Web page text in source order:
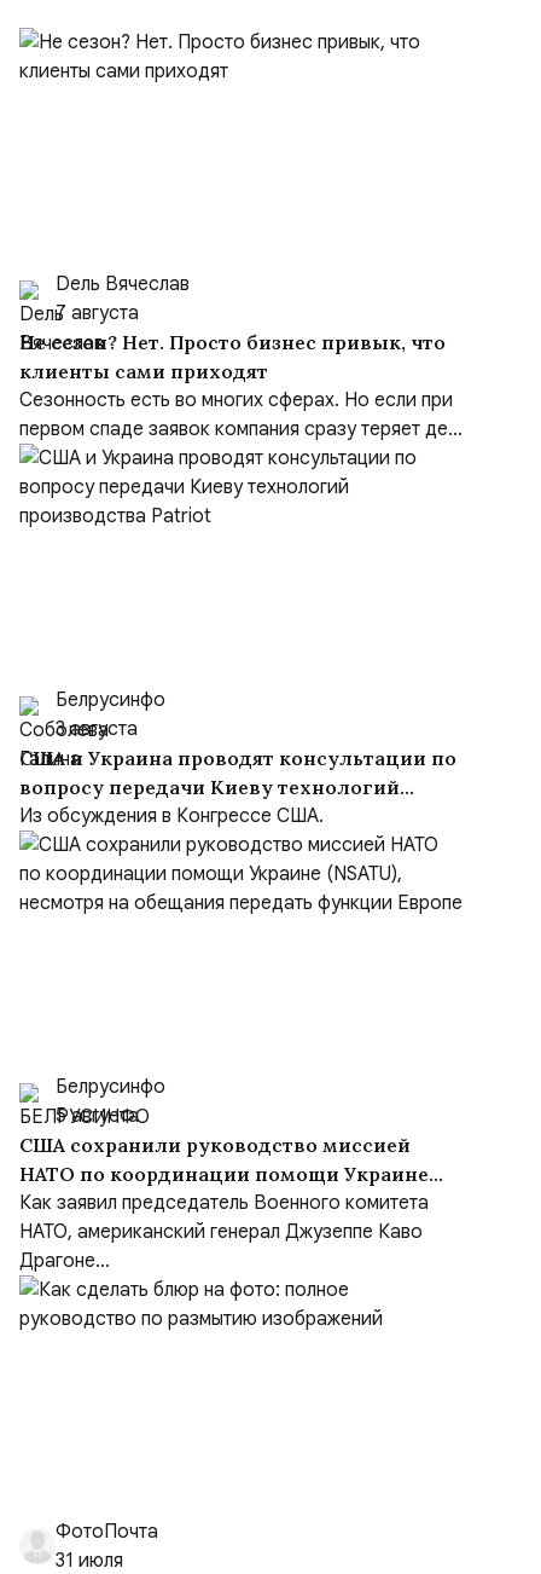
Dель Вячеслав
7 августа
Не сезон? Нет. Просто бизнес привык, что
клиенты сами приходят
Сезонность есть во многих сферах. Но если при
первом спаде заявок компания сразу теряет де...
Белрусинфо
3 августа
США и Украина проводят консультации по
вопросу передачи Киеву технологий
производства Patriot
Из обсуждения в Конгрессе США.
Белрусинфо
5 августа
США сохранили руководство миссией
НАТО по координации помощи Украине
(NSATU), несмотря на обещания передать
функции Европе
Как заявил председатель Военного комитета
НАТО, американский генерал Джузеппе Каво
Драгоне...
ФотоПочта
31 июля